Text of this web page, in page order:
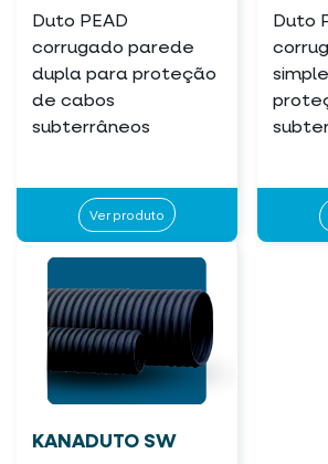
Duto PEAD
corrugado parede
dupla para proteção
de cabos
subterrâneos
Ver produto
Duto
KANADUTO SW